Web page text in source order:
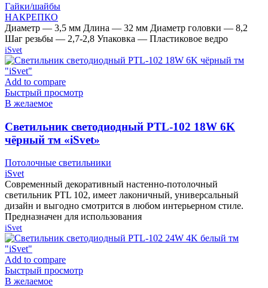
Гайки/шайбы
НАКРЕПКО
Диаметр — 3,5 мм Длина — 32 мм Диаметр головки — 8,2
Шаг резьбы — 2,7-2,8 Упаковка — Пластиковое ведро
iSvet
Add to compare
Быстрый просмотр
В желаемое
Cветильник светодиодный PTL-102 18W 6K
чёрный тм «iSvet»
Потолочные светильники
iSvet
Современный декоративный настенно-потолочный
светильник PTL 102, имеет лаконичный, универсальный
дизайн и выгодно смотрится в любом интерьерном стиле.
Предназначен для использования
iSvet
Add to compare
Быстрый просмотр
В желаемое